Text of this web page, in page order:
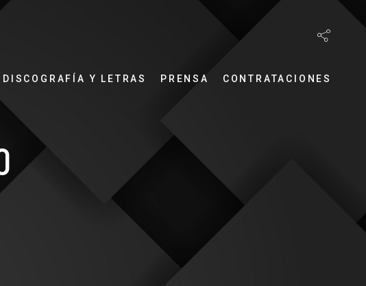
DISCOGRAFÍA Y LETRAS PRENSA CONTRATACIONES